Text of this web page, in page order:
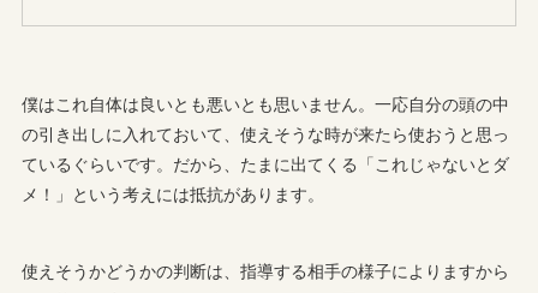
僕はこれ自体は良いとも悪いとも思いません。一応自分の頭の中
の引き出しに入れておいて、使えそうな時が来たら使おうと思っ
ているぐらいです。だから、たまに出てくる「これじゃないとダ
メ！」という考えには抵抗があります。
使えそうかどうかの判断は、指導する相手の様子によりますから